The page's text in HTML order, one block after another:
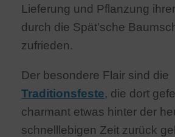
Lieferung und Pflanzung
durch die Spät’sche
zufrieden.
Der besondere Flair sind die
Traditionsfeste, die dort
charmant etwas hinter der
schnelllebigen Zeit zurück